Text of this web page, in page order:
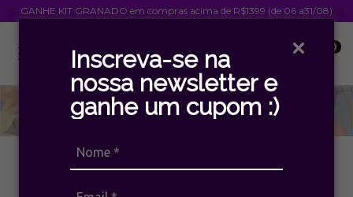
Inscreva-se na
nossa newsletter e
ganhe um cupom :)
GANHE KIT GRANADO em compras acima de R$1399 (de 06 a31/08)
0